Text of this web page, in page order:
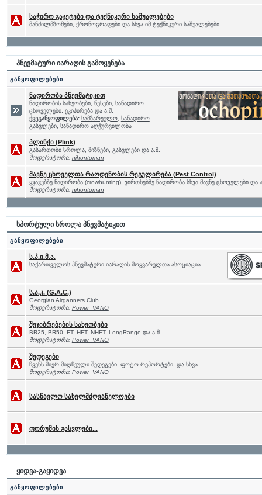
საჭირო გაჯეტები და ტექნიკური საშუალებები
მანძილმზომები, ქრონოგრაფები და სხვა იმ ტექნიკური საშუალებები
პნევმატური იარაღის გამოყენება
განყოფილებები
ნადირობა პნევმატიკით
ნადირობის სახეობები, წესები, სანადირო
ცხოველები, ეკიპირება და ა.შ.
ქვეგანყოფილება: სამზარეულო,
სანადირო
გასვლები, სანადირო აღჭურვილობა
პლინქი (Plink)
გასართობი სროლა, მიზნები, გასვლები და ა.შ.
მოდერატორი: nihontoman
მავნე ცხოველთა რაოდენობის რეგულირება (Pest Control)
ყვავებზე ნადირობა (crowhunting), ვირთხებზე ნადირობა სხვა მავნე ცხოველები და
მოდერატორი: nihontoman
სპორტული სროლა პნევმატიკით
განყოფილებები
ს.პ.ი.მ.ა.
საქართველოს პნევმატური იარაღის მოყვარულთა ასოციაცია
ს.ა.კ. (G.A.C.)
Georgian Airganners Club
მოდერატორი: Power_VANO
შეჯიბრებების სახეობები
BR25, BR50, FT, HFT, NHFT, LongRange და ა.შ.
მოდერატორი: Power_VANO
შედეგები
ჩვენს მიერ მიღწეული შედეგები, ფოტო რეპორტები, და სხვა...
მოდერატორი: Power_VANO
სასწავლო სახელმძღვანელოები
ფორუმის გასვლები...
ყიდვა-გაყიდვა
განყოფილებები